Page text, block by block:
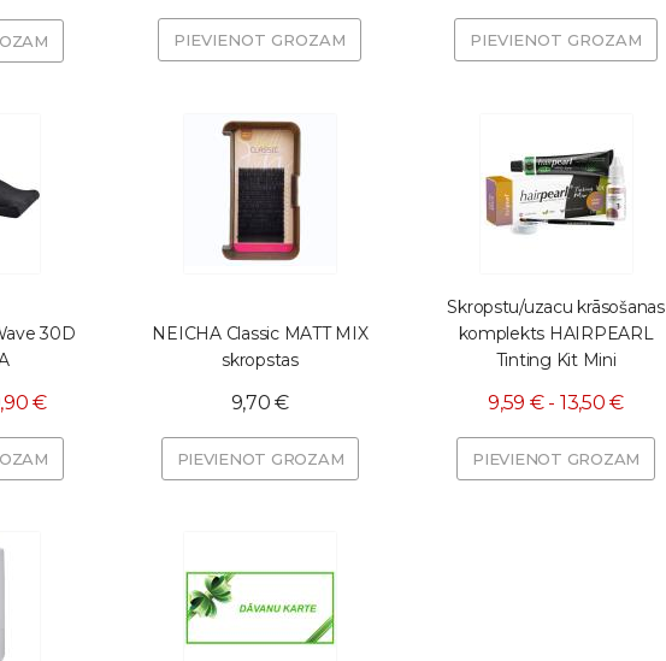
PIEVIENOT GROZAM PIEVIENOT GROZAM
30D
€
NEICHA Classic MATT MIX
skropstas
9,70 €
PIEVIENOT GROZAM
Skropstu/uzacu krāsošanas
komplekts HAIRPEARL
Tinting Kit Mini
9,59 € - 13,50 €
PIEVIENOT GROZAM